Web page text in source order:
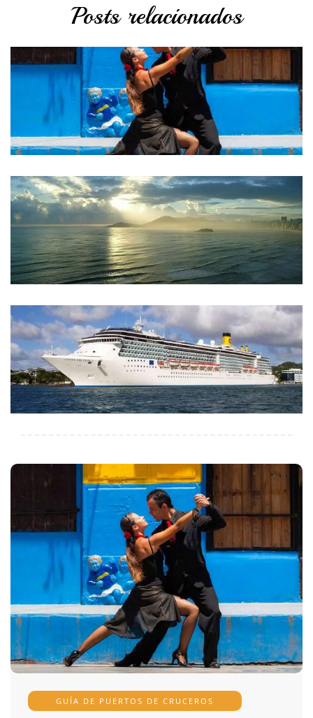
Posts relacionados
GUÍA DE PUERTOS DE CRUCEROS